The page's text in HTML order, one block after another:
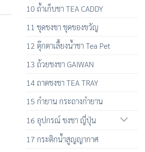
10 ถ้ำเก็บชา TEA CADDY
11 ชุดชงชา ชุดของขวัญ
12 ตุ๊กตาเลื้ยงน้ำชา Tea Pet
13 ถ้วยชงชา GAIWAN
14 ถาดชงชา TEA TRAY
15 กำยาน กระถางกำยาน
16 อุปกรณ์ ชงชา ญี่ปุ่น
17 กระติกน้ำสูญญากาศ